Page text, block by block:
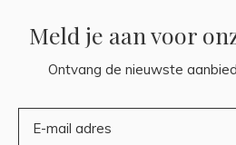
Meld je aan voor
Ontvang de nieuwste